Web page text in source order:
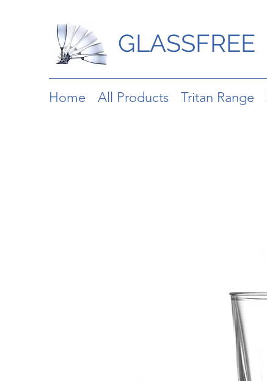
GLASSFREE
Home All Products Tritan Range